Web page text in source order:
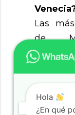
Las
de
Hola
¿En qué